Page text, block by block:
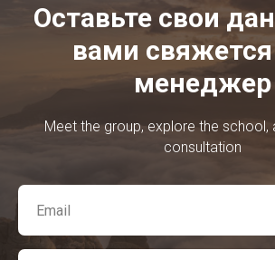
Оставьте свои
вами
менеджер
Meet the group, explore the school,
consultation